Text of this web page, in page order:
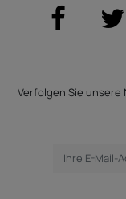
Verfolgen Sie